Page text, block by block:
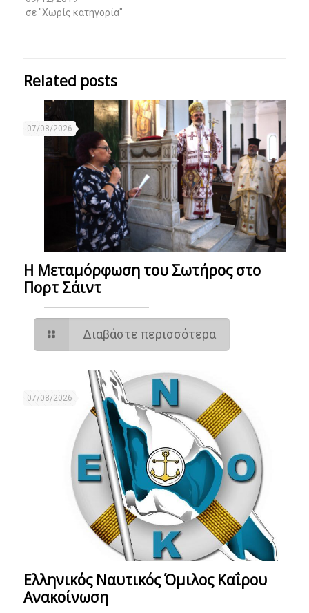
σε "Χωρίς κατηγορία"
Related posts
07/08/2026
Η Μεταμόρφωση του Σωτήρος στο
Πορτ Σάιντ
Διαβάστε περισσότερα
07/08/2026
Ελληνικός Ναυτικός Όμιλος Καΐρου
Ανακοίνωση